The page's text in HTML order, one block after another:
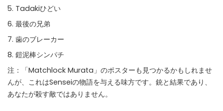
Tadakiひどい
最後の兄弟
歯のブレーカー
鎧泥棒シンパチ
注：「Matchlock Murata」のポスターも見つかるかもしれませ
んが、これはSenseiの物語を与える味方です。銃と結果であり、
あなたが殺す敵ではありません。